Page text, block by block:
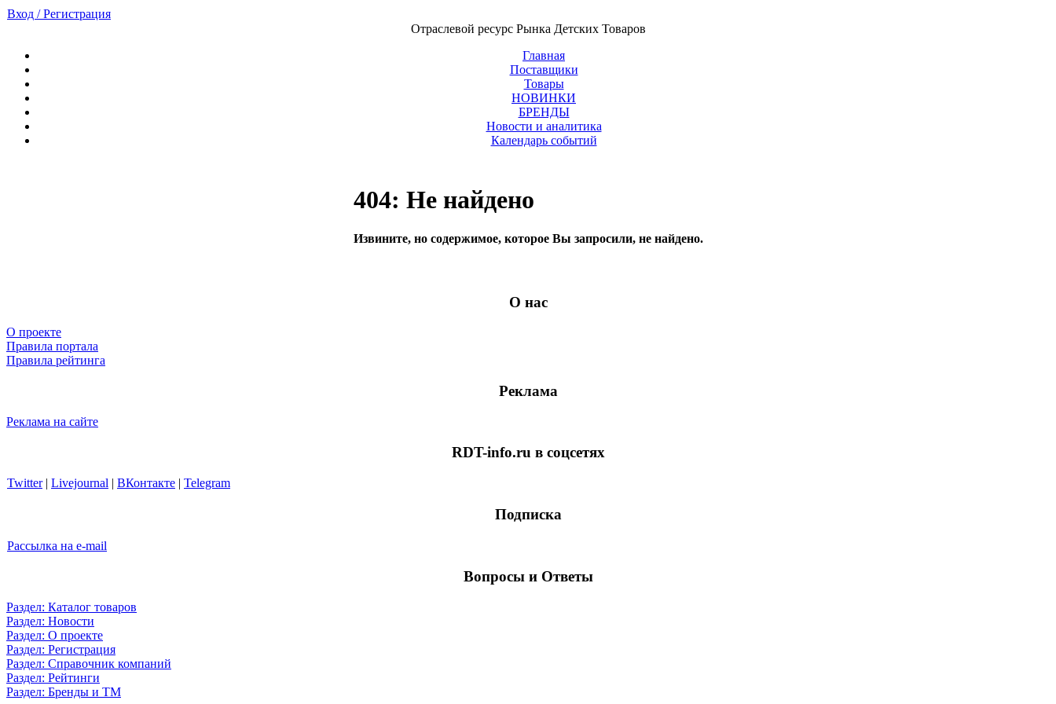
Вход / Регистрация
Отраслевой ресурс Рынка Детских Товаров
Главная
Поставщики
Товары
НОВИНКИ
БРЕНДЫ
Новости и аналитика
Календарь событий
404: Не найдено
Извините, но содержимое, которое Вы запросили, не найдено.
О нас
О проекте
Правила портала
Правила рейтинга
Реклама
Реклама на сайте
RDT-info.ru в соцсетях
Twitter| Livejournal | ВКонтакте | Telegram
Подписка
Рассылка на e-mail
Вопросы и Ответы
Раздел: Каталог товаров
Раздел: Новости
Раздел: О проекте
Раздел: Регистрация
Раздел: Справочник компаний
Раздел: Рейтинги
Раздел: Бренды и ТМ